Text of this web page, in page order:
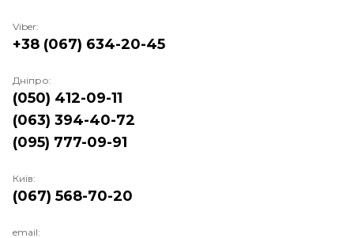
Viber:
+38 (067) 634-20-45
Дніпро:
(050) 412-09-11
(063) 394-40-72
(095) 777-09-91
Київ:
(067) 568-70-20
email: